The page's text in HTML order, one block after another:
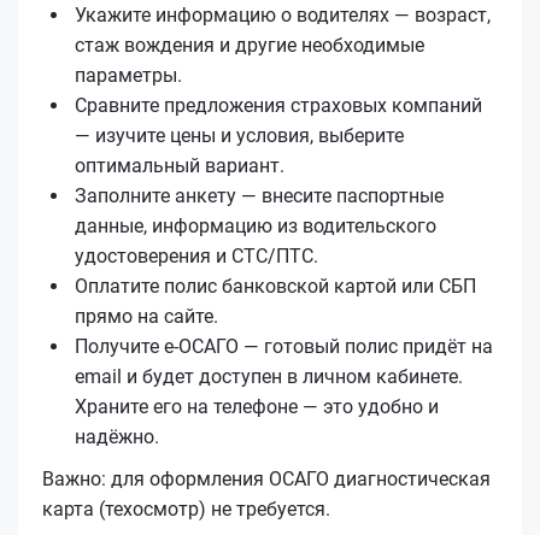
Укажите информацию о водителях — возраст,
стаж вождения и другие необходимые
параметры.
Сравните предложения страховых компаний
— изучите цены и условия, выберите
оптимальный вариант.
Заполните анкету — внесите паспортные
данные, информацию из водительского
удостоверения и СТС/ПТС.
Оплатите полис банковской картой или СБП
прямо на сайте.
Получите е‑ОСАГО — готовый полис придёт на
email и будет доступен в личном кабинете.
Храните его на телефоне — это удобно и
надёжно.
Важно: для оформления ОСАГО диагностическая
карта (техосмотр) не требуется.